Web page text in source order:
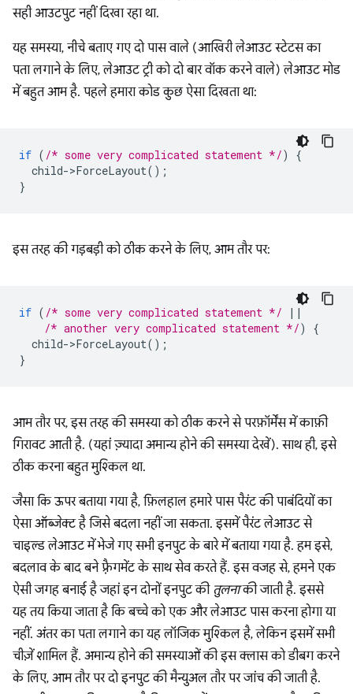
सही आउटपुट नहीं दिखा रहा था.
यह समस्या, नीचे बताए गए दो पास वाले (आखिरी लेआउट स्टेटस का
पता लगाने के लिए, लेआउट ट्री को दो बार वॉक करने वाले) लेआउट मोड
में बहुत आम है. पहले हमारा कोड कुछ ऐसा दिखता था:
if ( /* some very complicated statement */)
{
child->ForceLayout();
}
इस तरह की गड़बड़ी को ठीक करने के लिए, आम तौर पर:
if ( /* some very complicated statement */
||
/* another very complicated statement */)
{
child->ForceLayout();
}
आम तौर पर, इस तरह की समस्या को ठीक करने से परफ़ॉर्मेंस में काफ़ी
गिरावट आती है. (यहां ज़्यादा अमान्य होने की समस्या देखें). साथ ही, इसे
ठीक करना बहुत मुश्किल था.
जैसा कि ऊपर बताया गया है, फ़िलहाल हमारे पास पैरंट की पाबंदियों का
ऐसा ऑब्जेक्ट है जिसे बदला नहीं जा सकता. इसमें पैरंट लेआउट से
चाइल्ड लेआउट में भेजे गए सभी इनपुट के बारे में बताया गया है. हम इसे,
बदलाव के बाद बने फ़्रैगमेंट के साथ सेव करते हैं. इस वजह से, हमने एक
ऐसी जगह बनाई है जहां इन दोनों इनपुट की तुलनाकी जाती है. इससे
यह तय किया जाता है कि बच्चे को एक और लेआउट पास करना होगा या
नहीं. अंतर का पता लगाने का यह लॉजिक मुश्किल है, लेकिन इसमें सभी
चीज़ें शामिल हैं. अमान्य होने की समस्याओं की इस क्लास को डीबग करने
के लिए, आम तौर पर दो इनपुट की मैन्युअल तौर पर जांच की जाती है.